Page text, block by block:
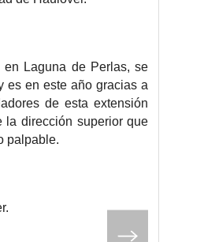
en Laguna de Perlas, se
es en este año gracias a
de esta extensión
la dirección superior que
palpable.